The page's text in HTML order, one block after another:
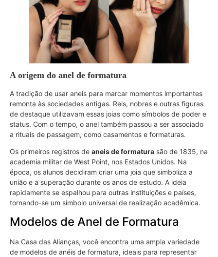
A origem do anel de formatura
A tradição de usar aneis para marcar momentos importantes
remonta às sociedades antigas. Reis, nobres e outras figuras
de destaque utilizavam essas joias como símbolos de poder e
status. Com o tempo, o anel também passou a ser associado
a rituais de passagem, como casamentos e formaturas.
Os primeiros registros de aneis de formatura são de 1835, na
academia militar de West Point, nos Estados Unidos. Na
época, os alunos decidiram criar uma joia que simboliza a
união e a superação durante os anos de estudo. A ideia
rapidamente se espalhou para outras instituições e países,
tornando-se um símbolo universal de realização acadêmica.
Modelos de Anel de Formatura
Na Casa das Alianças, você encontra uma ampla variedade
de modelos de anéis de formatura, ideais para representar